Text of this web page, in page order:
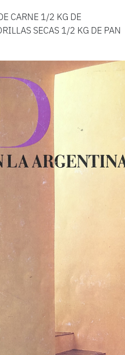
CARNE 1/2 KG DE
SECAS 1/2 KG DE PAN